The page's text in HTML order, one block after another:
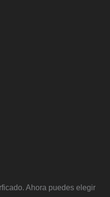
Ahora puedes elegir